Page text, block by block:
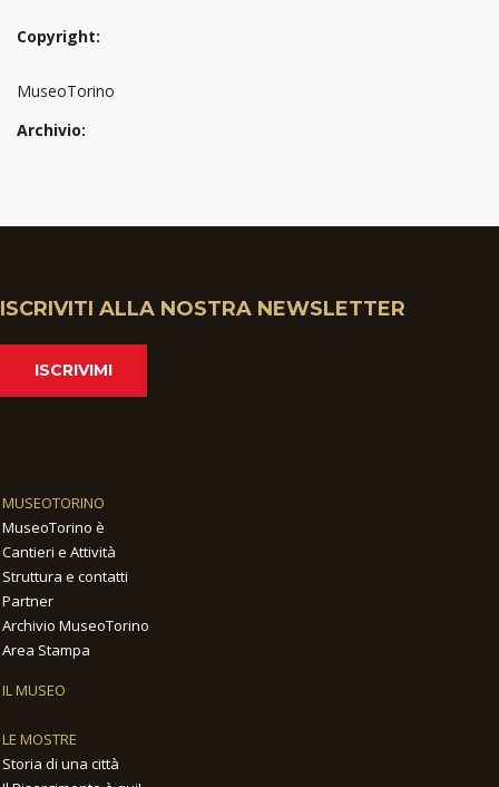
Copyright:
MuseoTorino
Archivio:
ISCRIVITI ALLA NOSTRA NEWSLETTER
ISCRIVIMI
MUSEOTORINO
MuseoTorino è
Cantieri e Attività
Struttura e contatti
Partner
Archivio MuseoTorino
Area Stampa
IL MUSEO
LE MOSTRE
Storia di una città